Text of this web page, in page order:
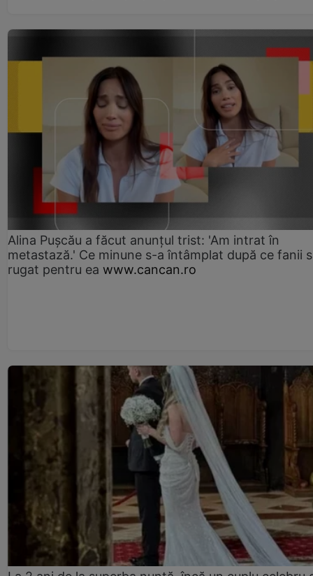
Alina Pușcău a făcut anunțul trist: 'Am intrat în
metastază.' Ce minune s-a întâmplat după ce fanii
rugat pentru ea www.cancan.ro